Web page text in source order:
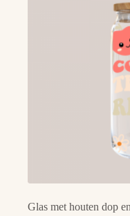
Glas met houten dop